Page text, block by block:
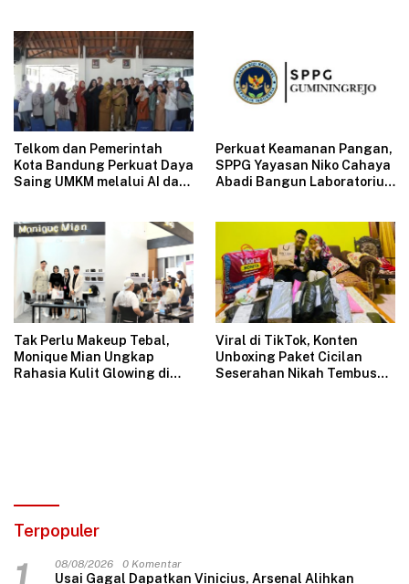
Telkom dan Pemerintah
Kota Bandung Perkuat Daya
Saing UMKM melalui AI dan
Perkuat Keamanan Pangan,
SPPG Yayasan Niko Cahaya
Abadi Bangun Laboratorium
Tak Perlu Makeup Tebal,
Monique Mian Ungkap
Rahasia Kulit Glowing di
Viral di TikTok, Konten
Unboxing Paket Cicilan
Seserahan Nikah Tembus
Terpopuler
08/08/2026 0 Komentar
Usai Gagal Dapatkan Vinicius, Arsenal Alihkan